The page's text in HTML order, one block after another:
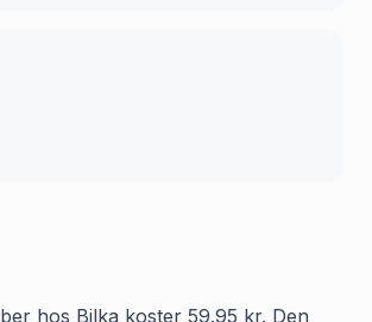
hos Bilka koster 59.95 kr. Den